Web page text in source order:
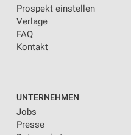
Prospekt einstellen
Verlage
FAQ
Kontakt
UNTERNEHMEN
Jobs
Presse